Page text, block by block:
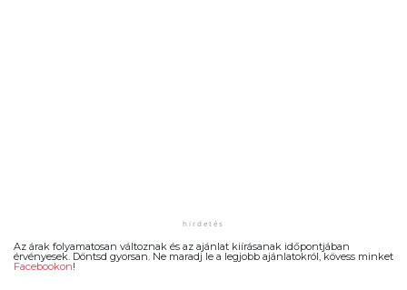
Az árak folyamatosan változnak és az ajánlat kiírásanak időpontjában
érvényesek. Döntsd gyorsan. Ne maradj le a legjobb ajánlatokról, kövess minket
Facebookon!